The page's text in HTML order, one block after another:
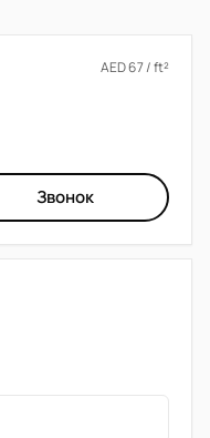
AED 67 / ft²
Звонок